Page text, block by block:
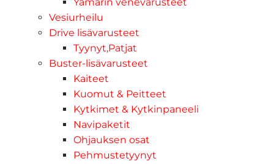
Vesiurheilu
Drive lisävarusteet
Tyynyt,Patjat
Buster-lisävarusteet
Kaiteet
Kuomut & Peitteet
Kytkimet & Kytkinpaneeli
Navipaketit
Ohjauksen osat
Pehmustetyynyt